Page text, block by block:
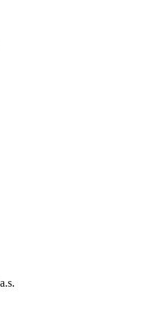
postelí, dvěma
internetem (zdarma),